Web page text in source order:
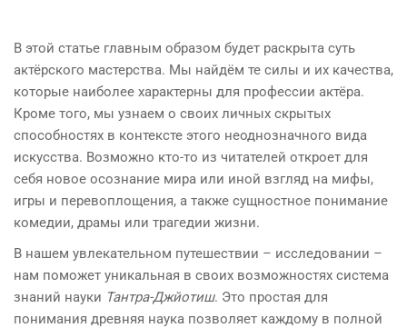
В этой статье главным образом будет раскрыта суть
актёрского мастерства. Мы найдём те силы и их качества,
которые наиболее характерны для профессии актёра.
Кроме того, мы узнаем о своих личных скрытых
способностях в контексте этого неоднозначного вида
искусства. Возможно кто-то из читателей откроет для
себя новое осознание мира или иной взгляд на мифы,
игры и перевоплощения, а также сущностное понимание
комедии, драмы или трагедии жизни.
В нашем увлекательном путешествии – исследовании –
нам поможет уникальная в своих возможностях система
знаний науки Тантра-Джйотиш. Это простая для
понимания древняя наука позволяет каждому в полной